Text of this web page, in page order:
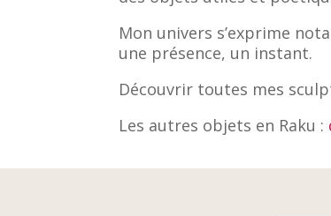
Mon univers s’exprime
une présence, un instant.
Découvrir toutes mes
Les autres objets en Raku :